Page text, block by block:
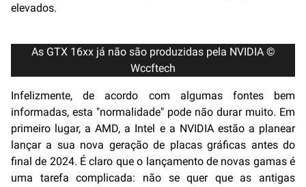
elevados.
As GTX 16xx já não são produzidas pela NVIDIA ©
Wccftech
Infelizmente, de acordo com algumas fontes bem
informadas, esta "normalidade" pode não durar muito. Em
primeiro lugar, a AMD, a Intel e a NVIDIA estão a planear
lançar a sua nova geração de placas gráficas antes do
final de 2024. É claro que o lançamento de novas gamas é
uma tarefa complicada: não se quer que as antigas